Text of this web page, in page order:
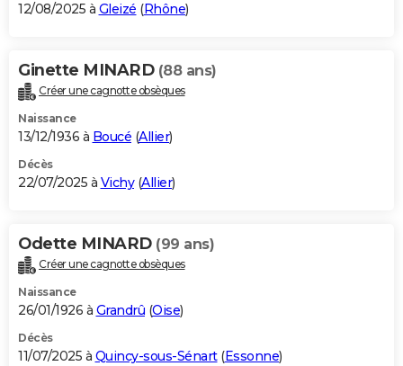
12/08/2025 à Gleizé (Rhône)
Ginette MINARD (88 ans)
Créer une cagnotte obsèques
Naissance
13/12/1936 à Boucé (Allier)
Décès
22/07/2025 à Vichy(Allier)
Odette MINARD (99 ans)
Créer une cagnotte obsèques
Naissance
26/01/1926 à Grandrû (Oise)
Décès
11/07/2025 à Quincy-sous-Sénart(Essonne)